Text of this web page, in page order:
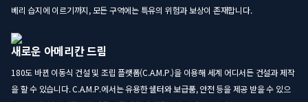
베리 습지에 이르기까지, 모든 구역에는 특유의 위험과 보상이 존재합니다.
새로운 아메리칸 드림
180도 바뀐 이동식 건설 및 조립 플랫폼(C.A.M.P.)을 이용해 세계 어디서든 건설과 제작
을 할 수 있습니다. C.A.M.P.에서는 유용한 쉘터와 보급품, 안전 등을 제공 받을 수 있으